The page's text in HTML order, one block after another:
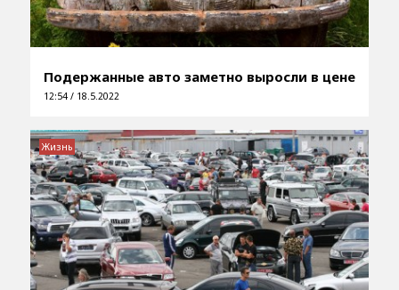
Подержанные авто заметно выросли в цене
12:54 / 18.5.2022
Жизнь